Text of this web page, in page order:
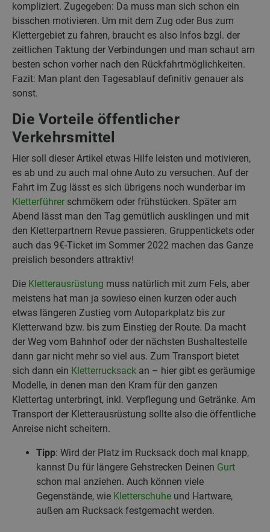
kompliziert. Zugegeben: Da muss man sich schon ein
bisschen motivieren. Um mit dem Zug oder Bus zum
Klettergebiet zu fahren, braucht es also Infos bzgl. der
zeitlichen Taktung der Verbindungen und man schaut am
besten schon vorher nach den Rückfahrtmöglichkeiten.
Fazit: Man plant den Tagesablauf definitiv genauer als
sonst.
Die Vorteile öffentlicher
Verkehrsmittel
Hier soll dieser Artikel etwas Hilfe leisten und motivieren,
es ab und zu auch mal ohne Auto zu versuchen. Auf der
Fahrt im Zug lässt es sich übrigens noch wunderbar im
Kletterführer schmökern oder frühstücken. Später am
Abend lässt man den Tag gemütlich ausklingen und mit
den Kletterpartnern Revue passieren. Gruppentickets oder
auch das 9€-Ticket im Sommer 2022 machen das Ganze
preislich besonders attraktiv!
Die Kletterausrüstung muss natürlich mit zum Fels, aber
meistens hat man ja sowieso einen kurzen oder auch
etwas längeren Zustieg vom Autoparkplatz bis zur
Kletterwand bzw. bis zum Einstieg der Route. Da macht
der Weg vom Bahnhof oder der nächsten Bushaltestelle
dann gar nicht mehr so viel aus. Zum Transport bietet
sich dann ein Kletterrucksack an – hier gibt es geräumige
Modelle, in denen man den Kram für den ganzen
Klettertag unterbringt, inkl. Verpflegung und Getränke. Am
Transport der Kletterausrüstung sollte also die öffentliche
Anreise nicht scheitern.
Tipp: Wird der Platz im Rucksack doch mal knapp,
kannst Du für längere Gehstrecken Deinen Gurt
schon mal anziehen. Auch können viele
Gegenstände, wie Kletterschuhe und Hartware,
außen am Rucksack festgemacht werden.